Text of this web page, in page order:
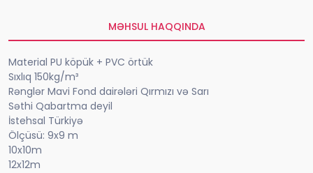
MƏHSUL HAQQINDA
Material PU köpük + PVC örtük
Sıxlıq 150kg/m³
Rənglər Mavi Fond dairələri Qırmızı və Sarı
Səthi Qabartma deyil
İstehsal Türkiyə
Ölçüsü: 9x9 m
10x10m
12x12m